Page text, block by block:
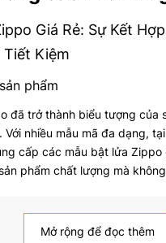
Giá Rẻ: Sự Kết
Kiệm
phẩm
đã trở thành biểu tượng của
Với nhiều mẫu mã đa dạng,
cấp các mẫu bật lửa Zippo
phẩm chất lượng mà
lượng đảm bảo: Dù có giá cả
Mở rộng để đọc thêm